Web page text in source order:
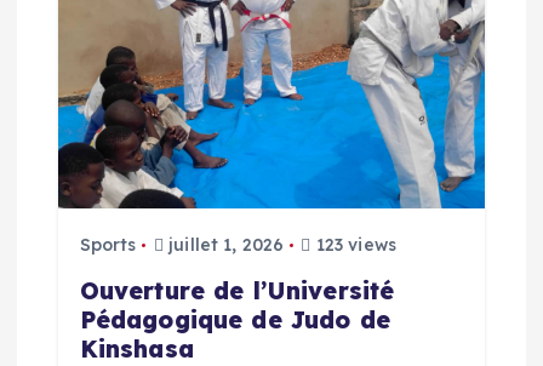
Sports juillet 1, 2026 123 views
Ouverture de l’Université
Pédagogique de Judo de
Kinshasa